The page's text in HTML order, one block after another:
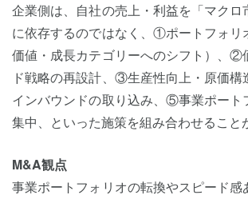
企業側は、自社の売上・利益を「マクロ
に依存するのではなく、①ポートフォリ
価値・成長カテゴリーへのシフト）、②
ド戦略の再設計、③生産性向上・原価
インバウンドの取り込み、⑤事業ポート
集中、といった施策を組み合わせること
M&A観点
事業ポートフォリオの転換やスピード感